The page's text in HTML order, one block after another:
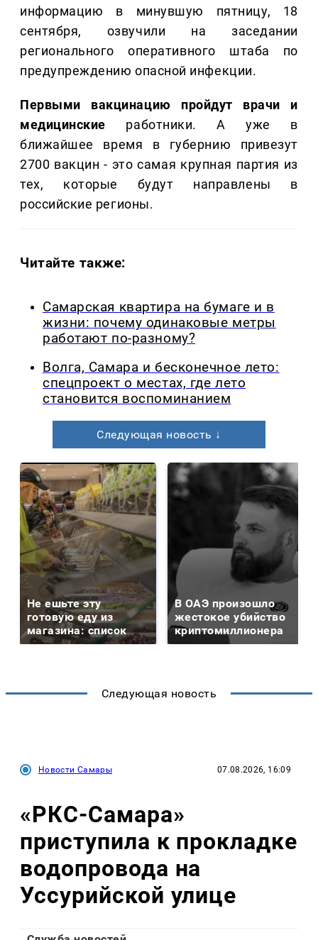
информацию в минувшую пятницу, 18
сентября, озвучили на заседании
регионального оперативного штаба по
предупреждению опасной инфекции.
Первыми вакцинацию пройдут врачи и
медицинские работники. А уже в
ближайшее время в губернию привезут
2700 вакцин - это самая крупная партия из
тех, которые будут направлены в
российские регионы.
Читайте также:
Самарская квартира на бумаге и в
жизни: почему одинаковые метры
работают по-разному?
Волга, Самара и бесконечное лето:
спецпроект о местах, где лето
становится воспоминанием
Следующая новость ↓
Не ешьте эту
готовую еду из
магазина: список
В ОАЭ произошло
жестокое убийство
криптомиллионера
Следующая новость
Новости Самары 07.08.2026, 16:09
«РКС-Самара»
приступила к прокладке
водопровода на
Уссурийской улице